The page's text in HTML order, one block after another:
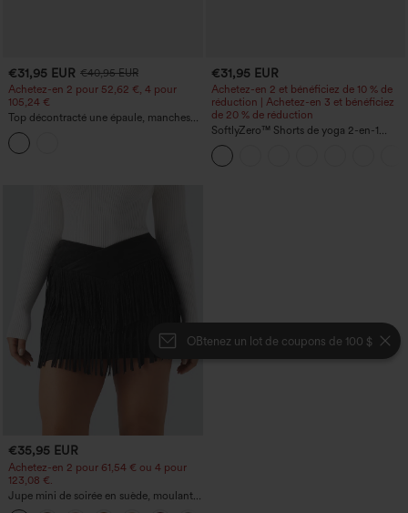
OBtenez un lot de coupons de 100 $
€31,95 EUR €40,95 EUR
Achetez-en 2 pour 52,62 €, 4 pour
105,24 €
Top décontracté une épaule, manches
courtes, ourlet arrondi hi-low,
soutien‑gorge intégré, motif à pois
€31,95 EUR
Achetez-en 2 et bénéficiez de 10 % de
réduction | Achetez-en 3 et bénéficiez
de 20 % de réduction
SoftlyZero™ Shorts de yoga 2-en-1
InstantCool, super taille haute, aérés, 5''
avec poches — longueur allongée
€35,95 EUR
Achetez-en 2 pour 61,54 € ou 4 pour
123,08 €.
Jupe mini de soirée en suède, moulante,
taille haute croisée 2-en-1 avec ourlet à